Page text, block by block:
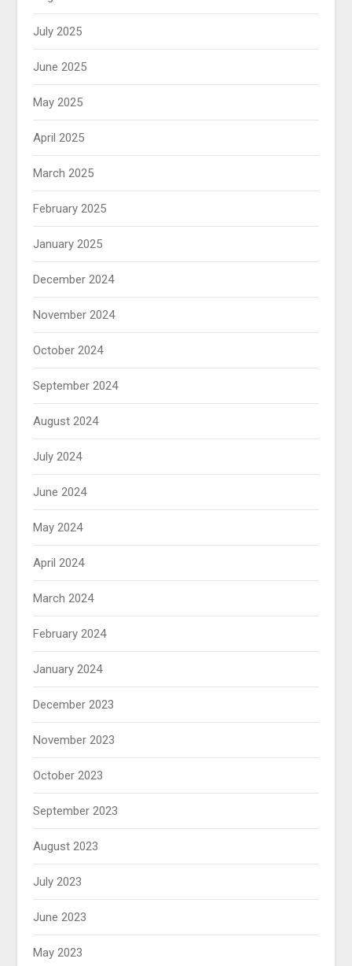
July 2025
June 2025
May 2025
April 2025
March 2025
February 2025
January 2025
December 2024
November 2024
October 2024
September 2024
August 2024
July 2024
June 2024
May 2024
April 2024
March 2024
February 2024
January 2024
December 2023
November 2023
October 2023
September 2023
August 2023
July 2023
June 2023
May 2023